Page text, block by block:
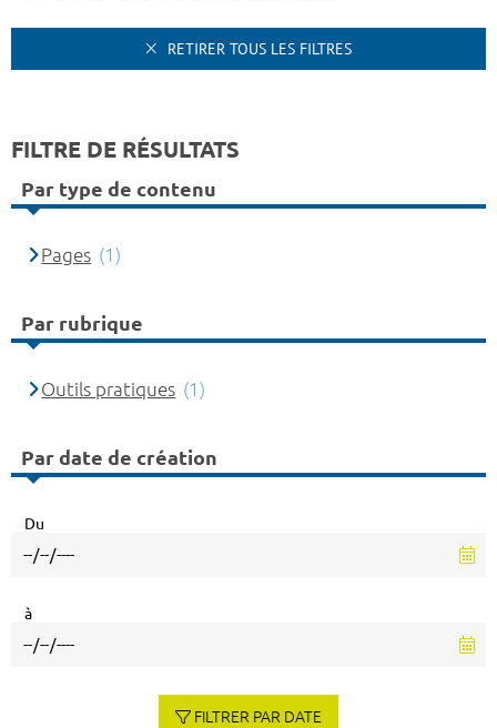
RETIRER TOUS LES FILTRES
FILTRE DE RÉSULTATS
Par type de contenu
Pages (1)
Par rubrique
Outils pratiques (1)
Par date de création
Du
à
FILTRER PAR DATE